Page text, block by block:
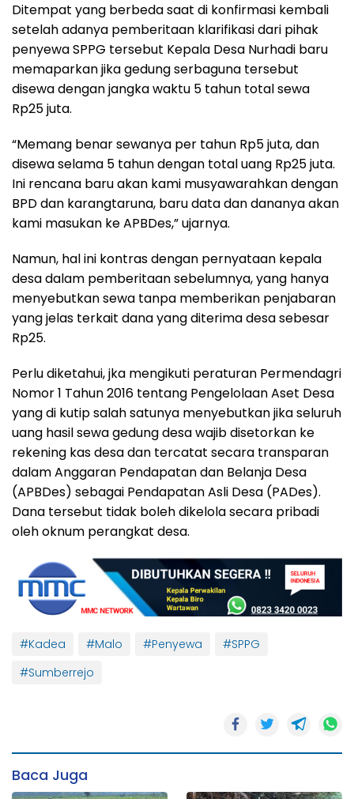
Ditempat yang berbeda saat di konfirmasi kembali
setelah adanya pemberitaan klarifikasi dari pihak
penyewa SPPG tersebut Kepala Desa Nurhadi baru
memaparkan jika gedung serbaguna tersebut
disewa dengan jangka waktu 5 tahun total sewa
Rp25 juta.
“Memang benar sewanya per tahun Rp5 juta, dan
disewa selama 5 tahun dengan total uang Rp25 juta.
Ini rencana baru akan kami musyawarahkan dengan
BPD dan karangtaruna, baru data dan dananya akan
kami masukan ke APBDes,” ujarnya.
Namun, hal ini kontras dengan pernyataan kepala
desa dalam pemberitaan sebelumnya, yang hanya
menyebutkan sewa tanpa memberikan penjabaran
yang jelas terkait dana yang diterima desa sebesar
Rp25.
Perlu diketahui, jka mengikuti peraturan Permendagri
Nomor 1 Tahun 2016 tentang Pengelolaan Aset Desa
yang di kutip salah satunya menyebutkan jika seluruh
uang hasil sewa gedung desa wajib disetorkan ke
rekening kas desa dan tercatat secara transparan
dalam Anggaran Pendapatan dan Belanja Desa
(APBDes) sebagai Pendapatan Asli Desa (PADes).
Dana tersebut tidak boleh dikelola secara pribadi
oleh oknum perangkat desa.
#Kadea #Malo #Penyewa
#SPPG
#Sumberrejo
Baca Juga